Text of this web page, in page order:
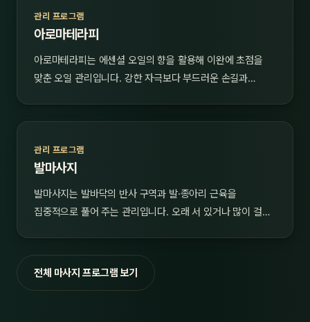
관리 프로그램
아로마테라피
아로마테라피는 에센셜 오일의 향을 활용해 이완에 초점을
맞춘 오일 관리입니다. 강한 자극보다 부드러운 손길과…
관리 프로그램
발마사지
발마사지는 발바닥의 반사 구역과 발·종아리 근육을
집중적으로 풀어 주는 관리입니다. 오래 서 있거나 많이 걸…
전체 마사지 프로그램 보기